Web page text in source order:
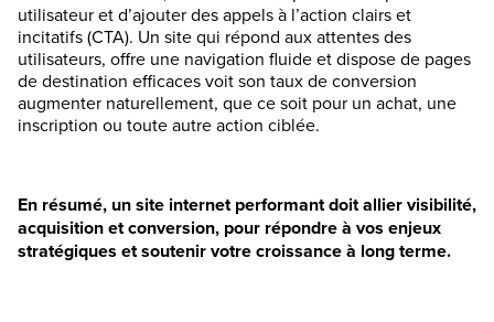
utilisateur et d’ajouter des appels à l’action clairs et
incitatifs (CTA). Un site qui répond aux attentes des
utilisateurs, offre une navigation fluide et dispose de pages
de destination efficaces voit son taux de conversion
augmenter naturellement, que ce soit pour un achat, une
inscription ou toute autre action ciblée.
En résumé, un site internet performant doit allier visibilité,
acquisition et conversion, pour répondre à vos enjeux
stratégiques et soutenir votre croissance à long terme.